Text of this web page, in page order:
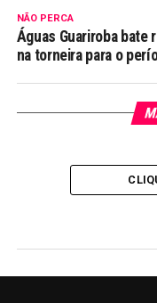
NÃO PERCA
Águas Guariroba bate
na torneira para o